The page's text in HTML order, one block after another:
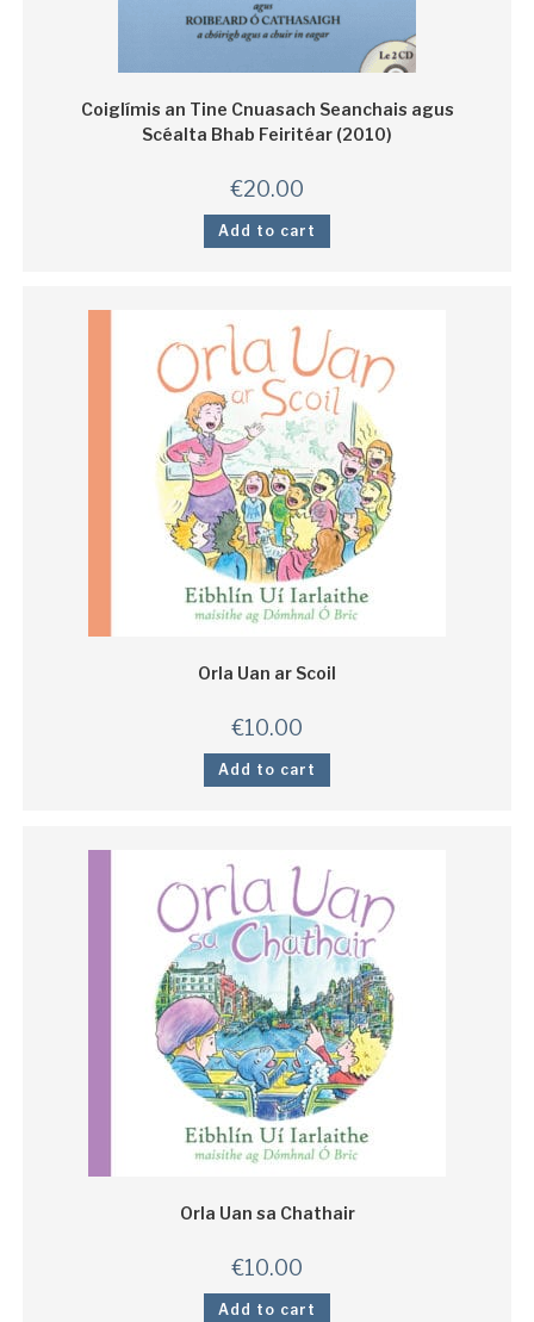
Coiglímis an Tine Cnuasach Seanchais agus
Scéalta Bhab Feiritéar (2010)
€20.00
Add to cart
Orla Uan ar Scoil
€10.00
Add to cart
Orla Uan sa Chathair
€10.00
Add to cart